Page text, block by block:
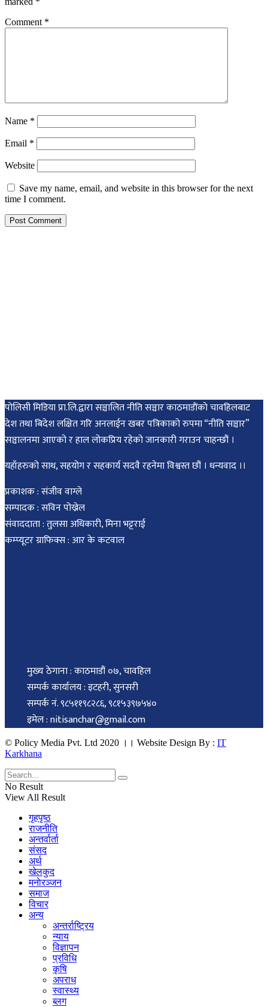
Comment *
Name *
Email *
Website
Save my name, email, and website in this browser for the next
time I comment.
पोलिसी मिडिया प्रा.लि.द्वारा सञ्चालित नीति सञ्चार काठमाडाैंकाे चावहिलबाट
देश तथा बिदेश लक्षित गरि अनलाईन खबर पत्रिकाको रुपमा “नीति सञ्चार”
सञ्चालनमा आएको र हाल लोकप्रिय रहेको जानकारी गराउन चाहन्छौं ।
यहाँहरुको साथ, सहयोग र सहकार्य सदवै रहनेमा विश्वस्त छौं । धन्यवाद ।।
प्रकाशक : संजीव वाग्ले
सम्पादक : सविन पोख्रेल
संवाददाता : तुलसा अधिकारी, मिना भट्टराई
कम्प्यूटर ग्राफिक्स : आर के कटवाल
मुख्य ठेगाना : काठमाडौं ०७, चावहिल
सम्पर्क कार्यालय : इटहरी, सुनसरी
सम्पर्क नं. ९८५११९८२८६, ९८१५३९७५४०
इमेल : nitisanchar@gmail.com
© Policy Media Pvt. Ltd 2020 ।। Website Design By : IT
Karkhana
No Result
View All Result
गृहपृष्ठ
राजनीति
अन्तर्वार्ता
संसद
अर्थ
खेलकुद
मनाेरञ्जन
समाज
विचार
अन्य
अन्तर्राष्ट्रिय
न्याय
विज्ञापन
प्रविधि
कृषि
अपराध
स्वास्थ्य
ब्लग